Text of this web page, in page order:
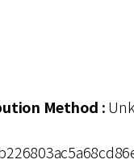
Method :